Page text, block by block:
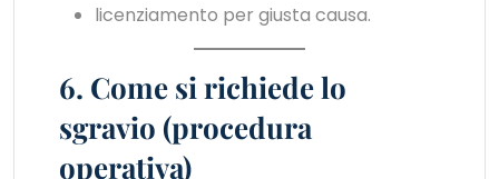
licenziamento per giusta causa.
6. Come si richiede lo
sgravio (procedura
operativa)